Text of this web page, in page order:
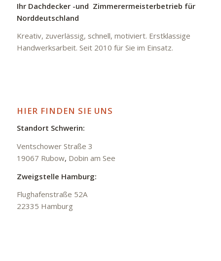
Ihr Dachdecker -und Zimmerermeisterbetrieb für
Norddeutschland
Kreativ, zuverlässig, schnell, motiviert. Erstklassige
Handwerksarbeit. Seit 2010 für Sie im Einsatz.
HIER FINDEN SIE UNS
Standort Schwerin:
Ventschower Straße 3
19067 Rubow, Dobin am See
Zweigstelle Hamburg:
Flughafenstraße 52A
22335 Hamburg